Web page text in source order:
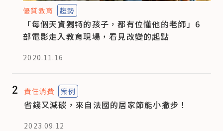
優質教育 趨勢
「每個天資獨特的孩子，都有位懂他的老師」6
部電影走入教育現場，看見改變的起點
2020.11.16
2 責任消費 案例
省錢又減碳，來自法國的居家節能小撇步！
2023.09.12